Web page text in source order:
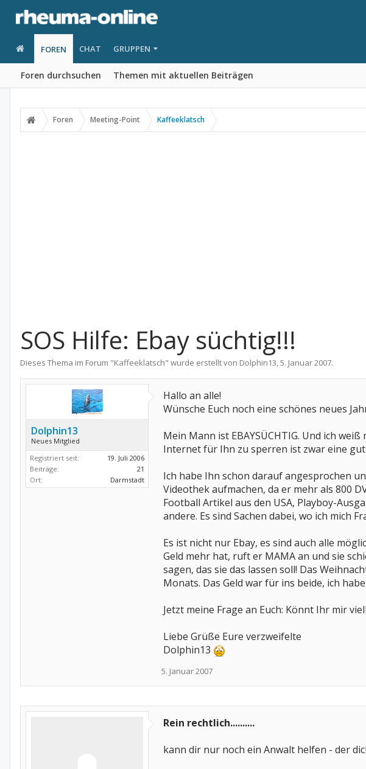
FOREN
Foren durchsuchen Themen mit aktuellen Beiträgen
CHAT GRUPPEN
Foren Meeting-Point Kaffeeklatsch
SOS Hilfe: Ebay süchtig!!!
Dieses Thema im Forum "Kaffeeklatsch" wurde erstellt von Dolphin13,5. Januar 2007.
Dolphin13
Neues Mitglied
Registriert seit:
19. Juli 2006
Beiträge:
21
Ort:
Darmstadt
Hallo an alle!
Wünsche Euch noch eine schönes neues
Mein Mann ist EBAYSÜCHTIG. Und ich
Internet für Ihn zu sperren ist zwar eine
Ich habe Ihn schon darauf angesprochen
Videothek aufmachen, da er mehr als 800
Football Artikel aus den USA, Playboy-
andere. Es sind Sachen dabei, wo ich mich
Es ist nicht nur Ebay, es sind auch alle
Geld mehr hat, ruft er MAMA an und sie
sagen, das sie das lassen soll! Das
Monats. Das Geld war für ins beide, ich
Jetzt meine Frage an Euch: Könnt Ihr mir
Liebe Grüße Eure verzweifelte
Dolphin13
5. Januar 2007
Rein rechtlich..........
kann dir nur noch ein Anwalt helfen - der